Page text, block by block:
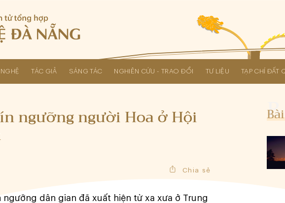
TÁC GIẢ SÁNG TÁC NGHIÊN CỨU - TRAO ĐỔI TƯ LIỆU TẠP CHÍ ĐẤT
ngưỡng người Hoa ở Hội
Chia sẻ
dân gian đã xuất hiện từ xa xưa ở Trung